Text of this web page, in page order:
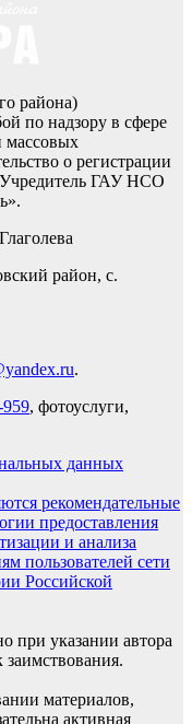
района)
по надзору в сфере
массовых
о регистрации
ГАУ НСО
район, с.
.
, фотоуслуги,
данных
рекомендательные
предоставления
и анализа
пользователей сети
Российской
при указании автора
материалов,
активная